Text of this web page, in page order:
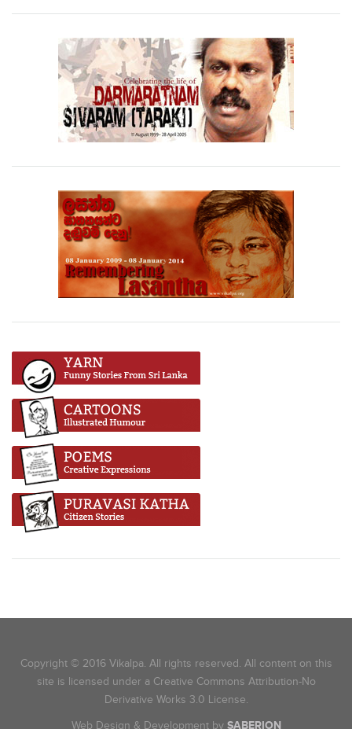
Copyright © 2016 Vikalpa. All rights reserved. All content on this
site is licensed under a Creative Commons Attribution-No
Derivative Works 3.0 License.
Web Design & Development by SABERION